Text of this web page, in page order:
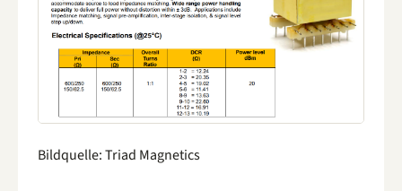
Bildquelle: Triad Magnetics